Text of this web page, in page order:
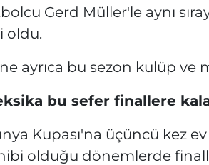
Gerd Müller'le aynı
oldu.
ayrıca bu sezon kulüp ve
bu sefer finallere
Kupası'na üçüncü kez
olduğu dönemlerde